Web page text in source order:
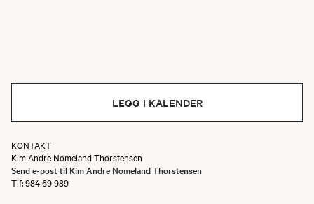
LEGG I KALENDER
KONTAKT
Kim Andre Nomeland Thorstensen
Send e-post til Kim Andre Nomeland Thorstensen
Tlf: 984 69 989